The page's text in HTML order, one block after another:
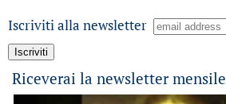
Iscriviti alla newsletter
Riceverai la newsletter mensile